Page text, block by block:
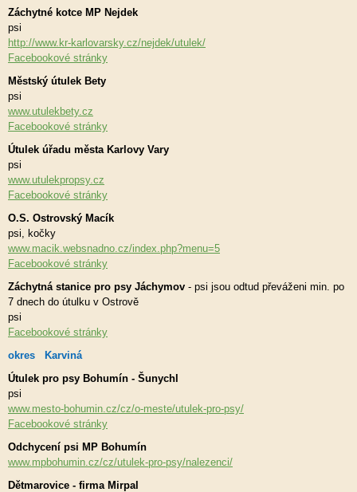
Záchytné kotce MP Nejdek
psi
http://www.kr-karlovarsky.cz/nejdek/utulek/
Facebookové stránky
Městský útulek Bety
psi
www.utulekbety.cz
Facebookové stránky
Útulek úřadu města Karlovy Vary
psi
www.utulekpropsy.cz
Facebookové stránky
O.S. Ostrovský Macík
psi, kočky
www.macik.websnadno.cz/index.php?menu=5
Facebookové stránky
Záchytná stanice pro psy Jáchymov - psi jsou odtud převáženi min. po
7 dnech do útulku v Ostrově
psi
Facebookové stránky
okres Karviná
Útulek pro psy Bohumín - Šunychl
psi
www.mesto-bohumin.cz/cz/o-meste/utulek-pro-psy/
Facebookové stránky
Odchycení psi MP Bohumín
www.mpbohumin.cz/cz/utulek-pro-psy/nalezenci/
Dětmarovice - firma Mirpal